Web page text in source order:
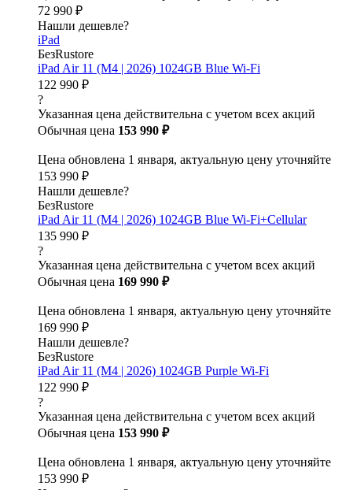
72 990 ₽
Нашли дешевле?
iPad
БезRustore
iPad Air 11 (M4 | 2026) 1024GB Blue Wi-Fi
122 990 ₽
?
Указанная цена действительна с учетом всех акций
Обычная цена 153 990 ₽
Цена обновлена 1 января, актуальную цену уточняйте
153 990 ₽
Нашли дешевле?
БезRustore
iPad Air 11 (M4 | 2026) 1024GB Blue Wi-Fi+Cellular
135 990 ₽
?
Указанная цена действительна с учетом всех акций
Обычная цена 169 990 ₽
Цена обновлена 1 января, актуальную цену уточняйте
169 990 ₽
Нашли дешевле?
БезRustore
iPad Air 11 (M4 | 2026) 1024GB Purple Wi-Fi
122 990 ₽
?
Указанная цена действительна с учетом всех акций
Обычная цена 153 990 ₽
Цена обновлена 1 января, актуальную цену уточняйте
153 990 ₽